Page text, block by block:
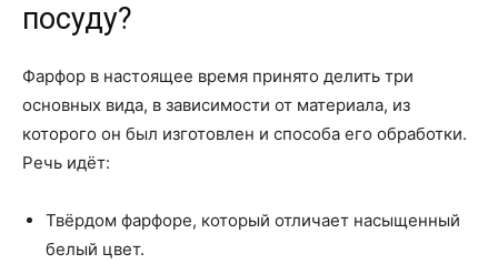
посуду?
Фарфор в настоящее время принято делить три
основных вида, в зависимости от материала, из
которого он был изготовлен и способа его обработки.
Речь идёт:
Твёрдом фарфоре, который отличает насыщенный
белый цвет.